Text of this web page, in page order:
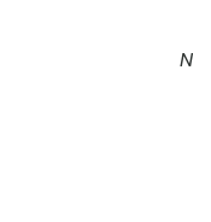
N